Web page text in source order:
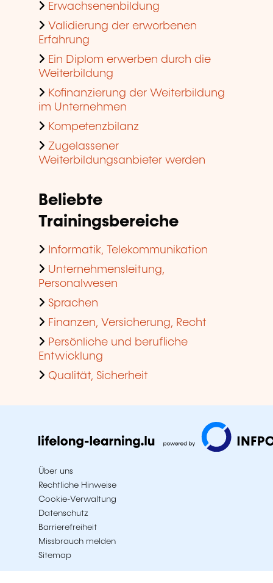
Erwachsenenbildung
Validierung der erworbenen
Erfahrung
Ein Diplom erwerben durch die
Weiterbildung
Kofinanzierung der Weiterbildung
im Unternehmen
Kompetenzbilanz
Zugelassener
Weiterbildungsanbieter werden
Beliebte
Trainingsbereiche
Informatik, Telekommunikation
Unternehmensleitung,
Personalwesen
Sprachen
Finanzen, Versicherung, Recht
Persönliche und berufliche
Entwicklung
Qualität, Sicherheit
Über uns
Rechtliche Hinweise
Cookie-Verwaltung
Datenschutz
Barrierefreiheit
Missbrauch melden
Sitemap